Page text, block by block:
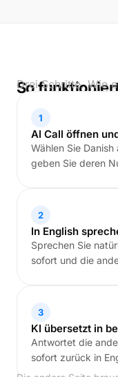
So
Drei Schritte. Wie
1
AI Call öffnen
Wählen Sie
geben Sie deren
2
In English
Sprechen Sie
sofort und die
3
KI übersetzt in
Antwortet die
sofort zurück in